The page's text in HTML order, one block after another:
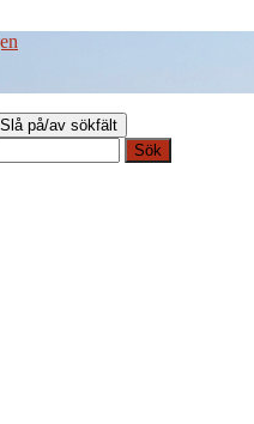
Slå på/av sökfält